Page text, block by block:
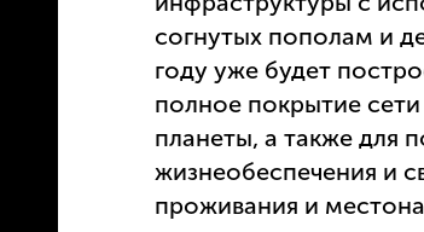
согнутых пополам и
году уже будет
полное покрытие
планеты, а также для
жизнеобеспечения и
проживания и